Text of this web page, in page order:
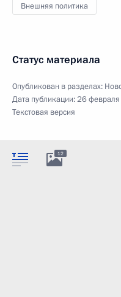
Внешняя политика
Статус материала
Опубликован в разделах:
Дата публикации:26
Текстовая версия
12